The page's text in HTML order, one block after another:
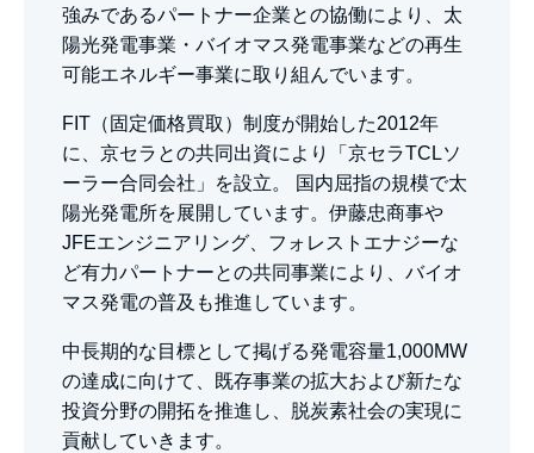
強みであるパートナー企業との協働により、太
陽光発電事業・バイオマス発電事業などの再生
可能エネルギー事業に取り組んでいます。
FIT（固定価格買取）制度が開始した2012年
に、京セラとの共同出資により「京セラTCLソ
ーラー合同会社」を設立。 国内屈指の規模で太
陽光発電所を展開しています。伊藤忠商事や
JFEエンジニアリング、フォレストエナジーな
ど有力パートナーとの共同事業により、バイオ
マス発電の普及も推進しています。
中長期的な目標として掲げる発電容量1,000MW
の達成に向けて、既存事業の拡大および新たな
投資分野の開拓を推進し、脱炭素社会の実現に
貢献していきます。